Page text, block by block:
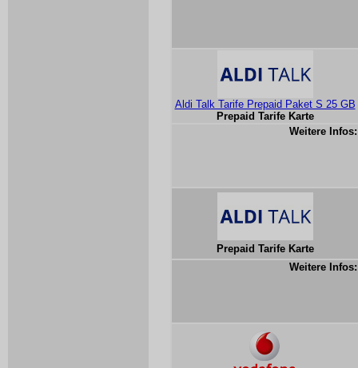
Aldi Talk Tarife Prepaid Paket S 25 GB
Prepaid Tarife Karte
Weitere Infos:
Prepaid Tarife Karte
Weitere Infos: